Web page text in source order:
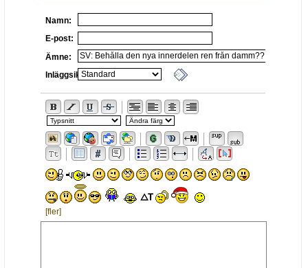
Namn:
E-post:
Ämne:
Inläggsikon:
[fler]